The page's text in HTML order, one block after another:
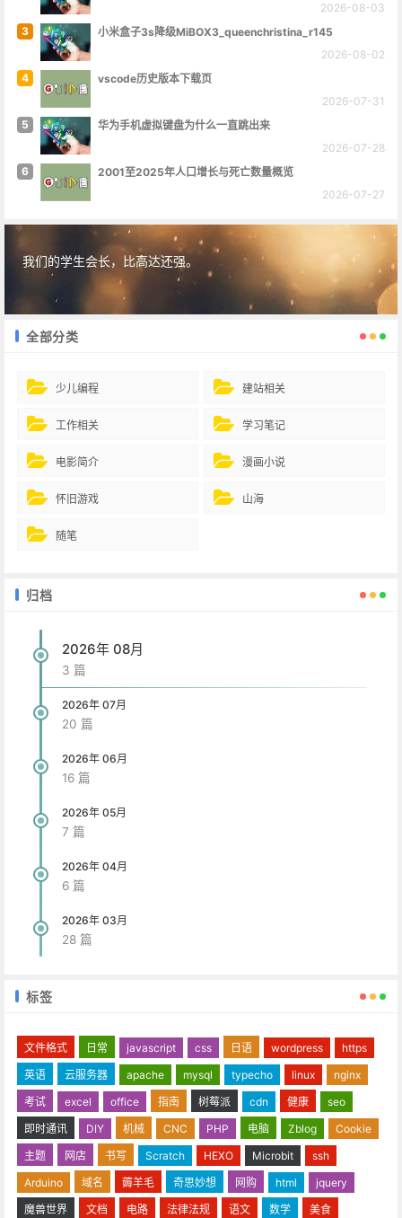
2026-08-03
3
小米盒子3s降级MiBOX3_queenchristina_r145
2026-08-02
4
vscode历史版本下载页
2026-07-31
5
华为手机虚拟键盘为什么一直跳出来
2026-07-28
6
2001至2025年人口增长与死亡数量概览
2026-07-27
我们的学生会长，比高达还强。
全部分类
少儿编程 建站相关
工作相关 学习笔记
电影简介 漫画小说
怀旧游戏 山海
随笔
归档
2026年 08月
3 篇
2026年 07月
20 篇
2026年 06月
16 篇
2026年 05月
7 篇
2026年 04月
6 篇
2026年 03月
28 篇
标签
文件格式 日常 javascript css 日语 wordpress
https
英语
云服务器 apache mysql typecho linux
nginx
考试
excel office 指南 树莓派 cdn 健康
seo
即时通讯
DIY 机械 CNC PHP 电脑 Zblog
Cookie
主题
网店 书写 Scratch HEXO Microbit
ssh
Arduino
域名 薅羊毛 奇思妙想 网购 html
jquery
魔兽世界
文档 电路 法律法规 语文 数学
美食